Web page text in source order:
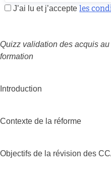
J’ai lu et j’accepteles
Quizz validation des acquis
formation
Introduction
Contexte de la réforme
Objectifs de la révision des